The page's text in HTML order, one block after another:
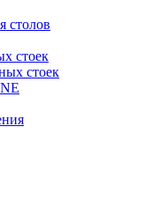
столов
стоек
стоек